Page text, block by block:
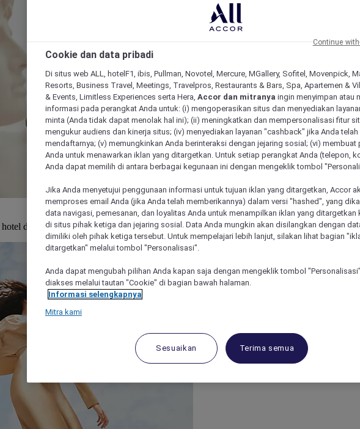
dan penginapan Mercure unik
Cookie dan data pribadi
Di situs web ALL, hotelF1, ibis, Pullman, Novotel, Mercure, MGallery, Sofitel, Movenpick,
Resorts, Business Travel, Meetings, Travelpros, Restaurants & Bars, Spa, Apartemen &
& Events, Limitless Experiences serta Hera, Accor dan mitranya ingin menyimpan atau
informasi pada perangkat Anda untuk: (i) mengoperasikan situs dan menyediakan
minta (Anda tidak dapat menolak hal ini); (ii) meningkatkan dan mempersonalisasi fitur
mengukur audiens dan kinerja situs; (iv) menyediakan layanan "cashback" jika Anda telah
mendaftarnya; (v) memungkinkan Anda berinteraksi dengan jejaring sosial; (vi) membuat
Anda untuk menawarkan iklan yang ditargetkan. Untuk setiap perangkat Anda (telepon,
Anda dapat memilih di antara berbagai kegunaan ini dengan mengeklik tombol
Jika Anda menyetujui penggunaan informasi untuk tujuan iklan yang ditargetkan, Accor
memproses email Anda (jika Anda telah memberikannya) dalam versi "hashed", yang
data navigasi, pemesanan, dan loyalitas Anda untuk menampilkan iklan yang ditargetkan
di situs pihak ketiga dan jejaring sosial. Data Anda mungkin akan disilangkan dengan
dimiliki oleh pihak ketiga tersebut. Untuk mempelajari lebih lanjut, silakan lihat bagian
ditargetkan" melalui tombol "Personalisasi".
Anda dapat mengubah pilihan Anda kapan saja dengan mengeklik tombol
diakses melalui tautan "Cookie" di bagian bawah halaman.
Informasi selengkapnya
Mitra kami
Sesuaikan Terima semua
Continue